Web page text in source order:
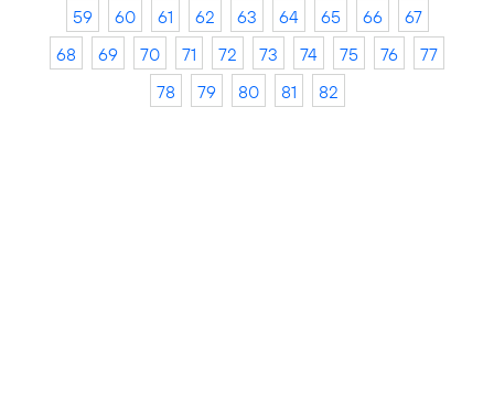
59
60 61 62 63 64 65 66
67
68
69 70 71 72 73 74 75 76
77
78
79 80 81 82